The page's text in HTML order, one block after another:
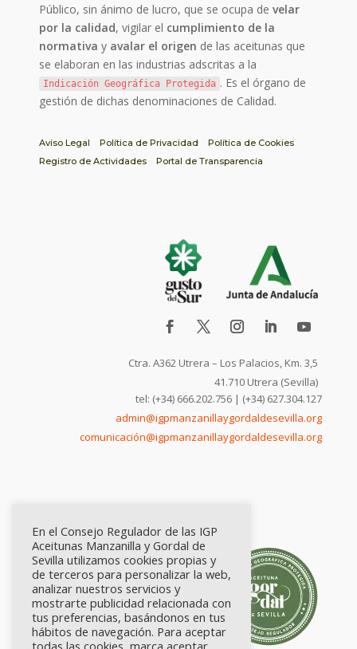
Público, sin ánimo de lucro, que se ocupa develar
por la calidad, vigilar el cumplimiento de la
normativa y avalar el origen de las aceitunas que
se elaboran en las industrias adscritas a la
Indicación Geográfica Protegida . Es el órgano de
gestión de dichas denominaciones de Calidad.
Aviso Legal Política de Privacidad
Política de Cookies
Registro de Actividades
Portal de Transparencia
Ctra. A362 Utrera – Los Palacios, Km. 3,5
41.710 Utrera (Sevilla)
tel: (+34) 666.202.756 | (+34) 627.304.127
admin@igpmanzanillaygordaldesevilla.org
comunicación@igpmanzanillaygordaldesevilla.org
En el Consejo Regulador de las IGP
Aceitunas Manzanilla y Gordal de
Sevilla utilizamos cookies propias y
de terceros para personalizar la web,
analizar nuestros servicios y
mostrarte publicidad relacionada con
tus preferencias, basándonos en tus
hábitos de navegación. Para aceptar
todas las cookies, marca aceptar